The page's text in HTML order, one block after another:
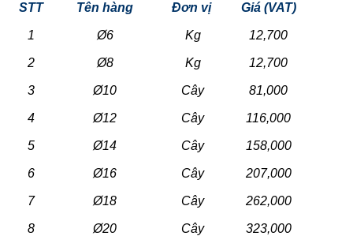
STT Tên hàng Đơn vị Giá (VAT)
1 Ø6 Kg 12,700
2 Ø8 Kg 12,700
3 Ø10 Cây 81,000
4 Ø12 Cây 116,000
5 Ø14 Cây 158,000
6 Ø16 Cây 207,000
7 Ø18 Cây 262,000
8 Ø20 Cây 323,000